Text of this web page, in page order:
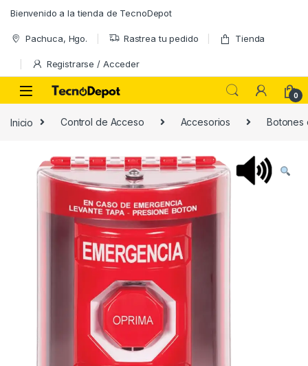
Bienvenido a la tienda de TecnoDepot
Pachuca, Hgo. Rastrea tu pedido Tienda
Registrarse / Acceder
0
Inicio Control de Acceso Accesorios Botones